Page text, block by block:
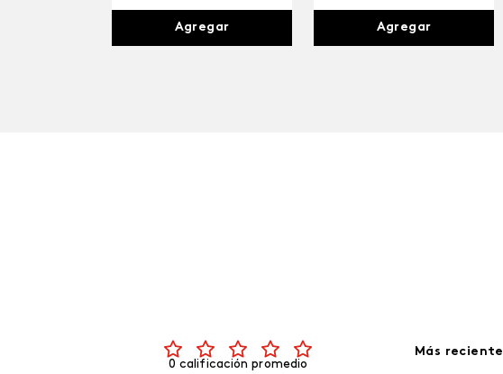
Agregar Agregar
0 calificación promedio
Más reciente